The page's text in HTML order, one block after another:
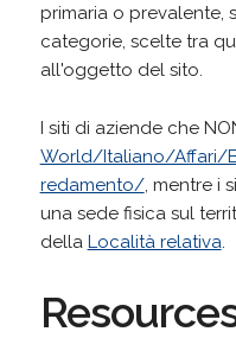
primaria o prevalente,
categorie, scelte tra
all'oggetto del sito.
I siti di aziende che
World/Italiano/Affari/
redamento/, mentre i
una sede fisica sul
della Località relativa.